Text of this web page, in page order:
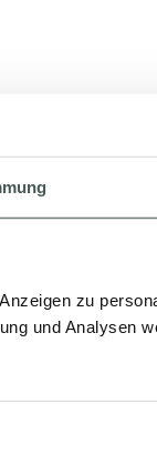
zu
und Analysen